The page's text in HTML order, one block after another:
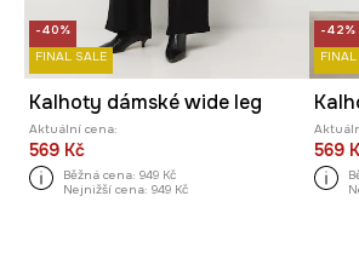
-40%
FINAL SALE
Kalhoty dámské wide leg
Aktuální cena:
569 Kč
Běžná cena: 949 Kč
Nejnižší cena: 949 Kč
-42%
569